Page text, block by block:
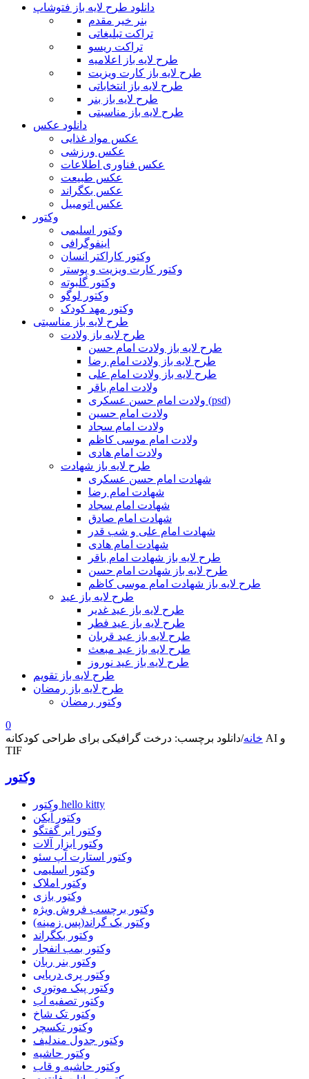
دانلود طرح لایه باز فتوشاپ
بنر خیر مقدم
تراکت تبلیغاتی
تراکت ریسو
طرح لایه باز اعلامیه
طرح لایه باز کارت ویزیت
طرح لایه باز انتخاباتی
طرح لایه باز بنر
طرح لایه باز مناسبتی
دانلود عکس
عکس مواد غذایی
عکس ورزشی
عکس فناوری اطلاعات
عکس طبیعت
عکس بکگراند
عکس اتومبیل
وکتور
وکتور اسلیمی
اینفوگرافی
وکتور کاراکتر انسان
وکتور کارت ویزیت و پوستر
وکتور گلبوته
وکتور لوگو
وکتور مهد کودک
طرح لایه باز مناسبتی
طرح لایه باز ولادت
طرح لایه باز ولادت امام حسن
طرح لایه باز ولادت امام رضا
طرح لایه باز ولادت امام علی
ولادت امام باقر
ولادت امام حسن عسکری (psd)
ولادت امام حسین
ولادت امام سجاد
ولادت امام موسی کاظم
ولادت امام هادی
طرح لایه باز شهادت
شهادت امام حسن عسکری
شهادت امام رضا
شهادت امام سجاد
شهادت امام صادق
شهادت امام علی و شب قدر
شهادت امام هادی
طرح لایه باز شهادت امام باقر
طرح لایه باز شهادت امام حسن
طرح لایه باز شهادت امام موسی کاظم
طرح لایه باز عید
طرح لایه باز عید غدیر
طرح لایه باز عید فطر
طرح لایه باز عید قربان
طرح لایه باز عید مبعث
طرح لایه باز عید نوروز
طرح لایه باز تقویم
طرح لایه باز رمضان
وکتور رمضان
0
خانه/دانلود برچسب: درخت گرافیکی برای طراحی کودکانه AI و
TIF
وکتور
وکتور hello kitty
وکتور آیکن
وکتور ابر گفتگو
وکتور ابزار آلات
وکتور استارت آپ سئو
وکتور اسلیمی
وکتور املاک
وکتور بازی
وکتور برچسب فروش ویژه
وکتور بک گراند(پس زمینه)
وکتور بکگراند
وکتور بمب انفجار
وکتور بنر ربان
وکتور پری دریایی
وکتور پیک موتوری
وکتور تصفیه آب
وکتور تک شاخ
وکتور تکسچر
وکتور جدول مندلیف
وکتور حاشیه
وکتور حاشیه و قاب